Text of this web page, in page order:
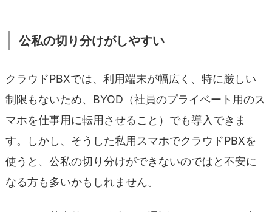
公私の切り分けがしやすい
クラウドPBXでは、利用端末が幅広く、特に厳しい
制限もないため、BYOD（社員のプライベート用のス
マホを仕事用に転用させること）でも導入できま
す。しかし、そうした私用スマホでクラウドPBXを
使うと、公私の切り分けができないのではと不安に
なる方も多いかもしれません。